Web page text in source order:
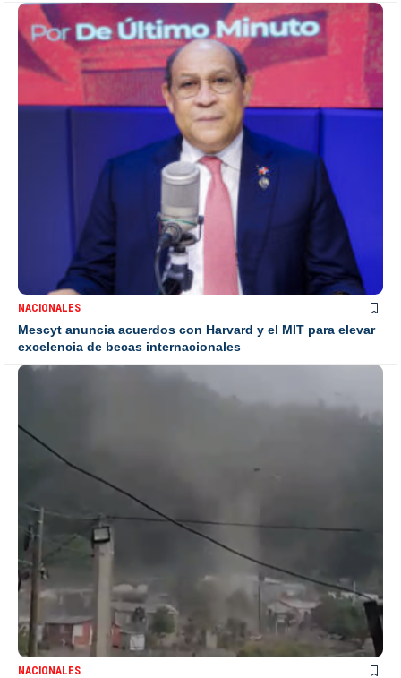
NACIONALES
Mescyt anuncia acuerdos con Harvard y el MIT para elevar
excelencia de becas internacionales
NACIONALES